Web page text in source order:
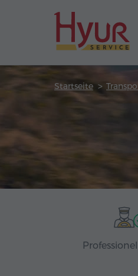
Startseite